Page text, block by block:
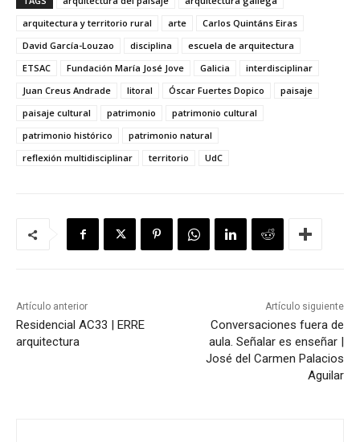
arquitectura y territorio rural
arte
Carlos Quintáns Eiras
David García-Louzao
disciplina
escuela de arquitectura
ETSAC
Fundación María José Jove Galicia
interdisciplinar
Juan Creus Andrade
litoral Óscar Fuertes Dopico
paisaje
paisaje cultural
patrimonio
patrimonio cultural
patrimonio histórico
patrimonio natural
reflexión multidisciplinar
territorio UdC
Artículo anterior
Residencial AC33 | ERRE
arquitectura
Artículo siguiente
Conversaciones fuera de
aula. Señalar es enseñar |
José del Carmen Palacios
Aguilar